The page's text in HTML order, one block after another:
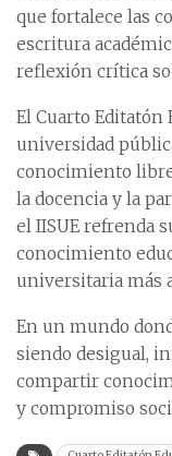
que fortalece las
escritura
reflexión crítica
El Cuarto Editatón
universidad
conocimiento
la docencia y la
el IISUE refrenda
conocimiento
universitaria más
En un mundo
siendo desigual,
compartir
y compromiso